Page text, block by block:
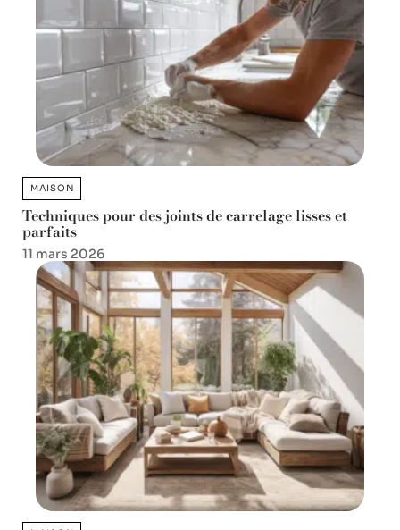
MAISON
Techniques pour des joints de carrelage lisses et
parfaits
11 mars 2026